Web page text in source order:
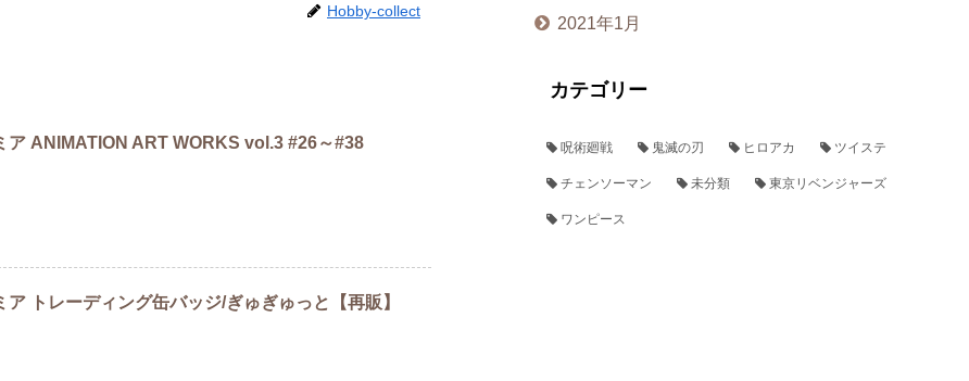
Hobby-collect
ア ANIMATION ART WORKS vol.3 #26～#38
トレーディング缶バッジ/ぎゅぎゅっと【再販】
2021年1月
カテゴリー
呪術廻戦 鬼滅の刃 ヒロアカ ツイステ
チェンソーマン 未分類 東京リベンジャーズ
ワンピース